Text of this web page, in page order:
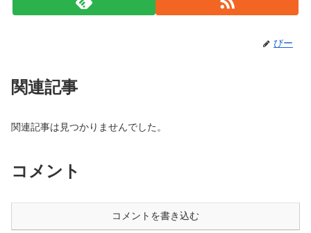
びー
関連記事
関連記事は見つかりませんでした。
コメント
コメントを書き込む